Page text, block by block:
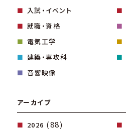
入試・イベント
就職・資格
電気工学
建築・専攻科
音響映像
アーカイブ
2026 (88)